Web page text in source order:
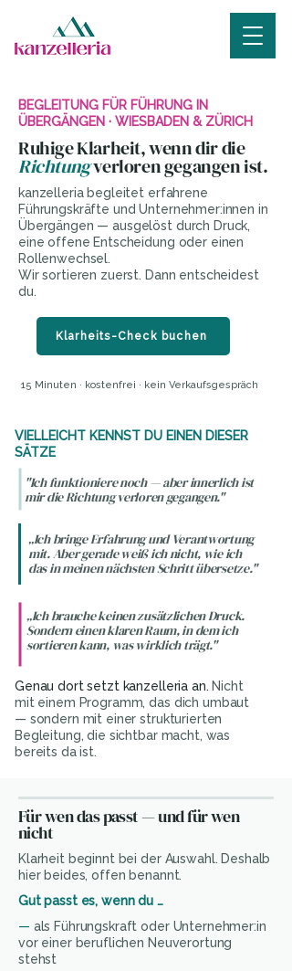
BEGLEITUNG FÜR FÜHRUNG IN
ÜBERGÄNGEN · WIESBADEN & ZÜRICH
Ruhige Klarheit, wenn dir die
Richtungverloren gegangen ist.
kanzelleria begleitet erfahrene
Führungskräfte und Unternehmer:innen in
Übergängen — ausgelöst durch Druck,
eine offene Entscheidung oder einen
Rollenwechsel.
Wir sortieren zuerst. Dann entscheidest
du.
Klarheits-Check buchen
15 Minuten · kostenfrei · kein Verkaufsgespräch
VIELLEICHT KENNST DU EINEN DIESER
SÄTZE
"Ich funktioniere noch — aber innerlich ist
mir die Richtung verloren gegangen."
„Ich bringe Erfahrung und Verantwortung
mit. Aber gerade weiß ich nicht, wie ich
das in meinen nächsten Schritt übersetze."
„Ich brauche keinen zusätzlichen Druck.
Sondern einen klaren Raum, in dem ich
sortieren kann, was wirklich trägt."
Genau dort setzt kanzelleria an. Nicht
mit einem Programm, das dich umbaut
— sondern mit einer strukturierten
Begleitung, die sichtbar macht, was
bereits da ist.
Für wen das passt — und für wen
nicht
Klarheit beginnt bei der Auswahl. Deshalb
hier beides, offen benannt.
Gut passt es, wenn du …
— als Führungskraft oder Unternehmer:in
vor einer beruflichen Neuverortung
stehst